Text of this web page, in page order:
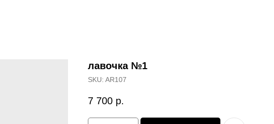
лавочка №1
SKU: AR107
7 700 р.